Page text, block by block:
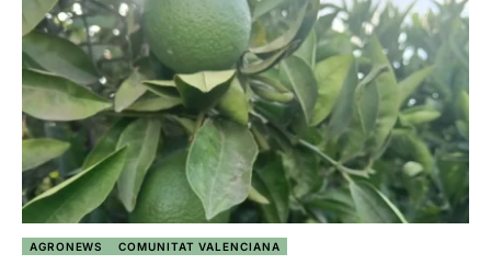
AGRONEWS COMUNITAT VALENCIANA